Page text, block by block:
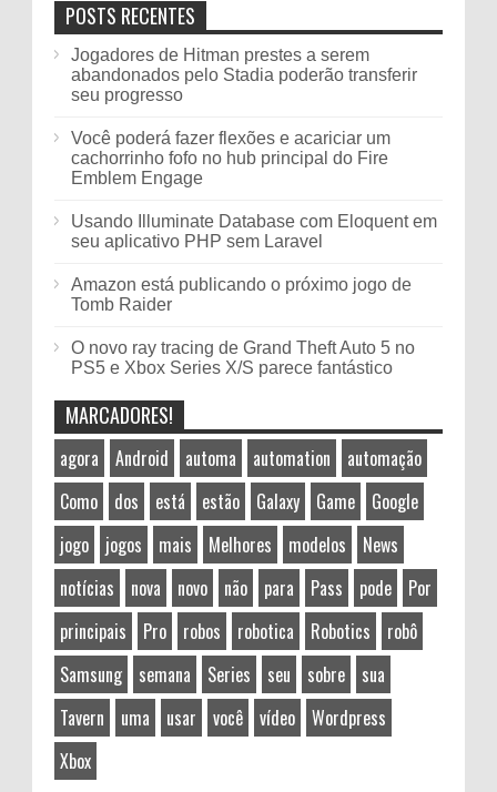
POSTS RECENTES
Jogadores de Hitman prestes a serem
abandonados pelo Stadia poderão transferir
seu progresso
Você poderá fazer flexões e acariciar um
cachorrinho fofo no hub principal do Fire
Emblem Engage
Usando Illuminate Database com Eloquent em
seu aplicativo PHP sem Laravel
Amazon está publicando o próximo jogo de
Tomb Raider
O novo ray tracing de Grand Theft Auto 5 no
PS5 e Xbox Series X/S parece fantástico
MARCADORES!
agora Android automa automation
automação
Como
dos está estão Galaxy Game
Google
jogo
jogos mais Melhores modelos
News
notícias
nova novo não para Pass pode
Por
principais
Pro robos robotica Robotics
robô
Samsung
semana Series seu sobre
sua
Tavern
uma usar você vídeo
Wordpress
Xbox